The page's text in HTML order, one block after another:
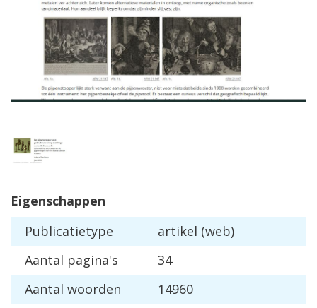
Eigenschappen
Publicatietype
artikel (web)
Aantal pagina's
34
Aantal woorden
14960